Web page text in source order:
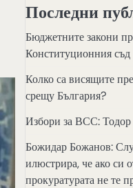
Последни
Бюджетните закони
Конституционния съд
Колко са висящите
срещу България?
Избори за ВСС: Тодор
Божидар Божанов:
илюстрира, че ако си
прокуратурата не те